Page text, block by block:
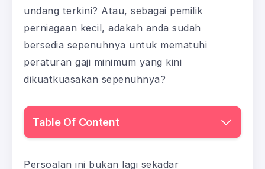
undang terkini? Atau, sebagai pemilik
perniagaan kecil, adakah anda sudah
bersedia sepenuhnya untuk mematuhi
peraturan gaji minimum yang kini
dikuatkuasakan sepenuhnya?
Table Of Content
Persoalan ini bukan lagi sekadar